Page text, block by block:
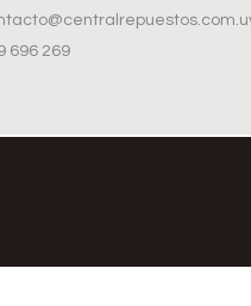
696 269